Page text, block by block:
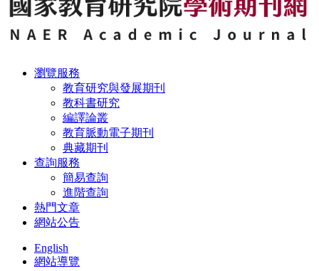
瀏覽服務
教育研究與發展期刊
教科書研究
編譯論叢
教育脈動電子期刊
典藏期刊
查詢服務
簡易查詢
進階查詢
熱門文章
網站公告
English
網站導覽